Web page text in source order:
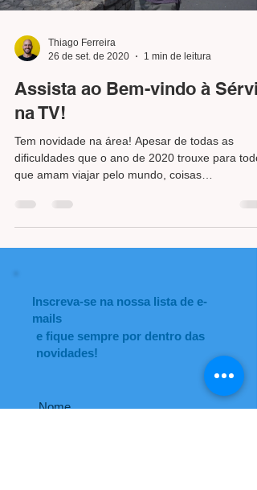
Thiago Ferreira
26 de set. de 2020
1 min de leitura
Assista ao Bem-vindo à Sérvia
na TV!
Tem novidade na área! Apesar de todas as
dificuldades que o ano de 2020 trouxe para
que amam viajar pelo mundo, coisas
Inscreva-se na nossa lista de e-
mails
e fique sempre por dentro das
novidades!